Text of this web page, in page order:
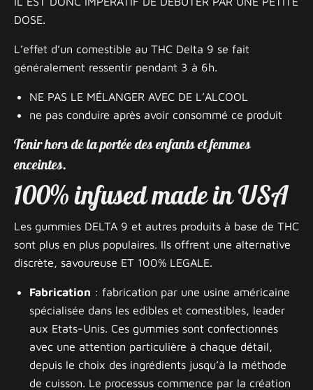
DOSE.
L’effet d’un comestible au THC Delta 9 se fait
généralement ressentir pendant 3 à 6h.
NE PAS LE MÉLANGER AVEC DE L’ALCOOL
ne pas conduire après avoir consommé ce produit
Tenir hors de la portée des enfants et femmes
enceintes.
100% infused made in USA
Les gummies DELTA 9 et autres produits à base de THC
sont plus en plus populaires. Ils offrent une alternative
discrète, savoureuse ET 100% LEGALE.
Fabrication : fabrication par une usine américaine
spécialisée dans les edibles et comestibles, leader
aux Etats-Unis. Ces gummies sont confectionnés
avec une attention particulière à chaque détail,
depuis le choix des ingrédients jusqu’à la méthode
de cuisson. Le processus commence par la création